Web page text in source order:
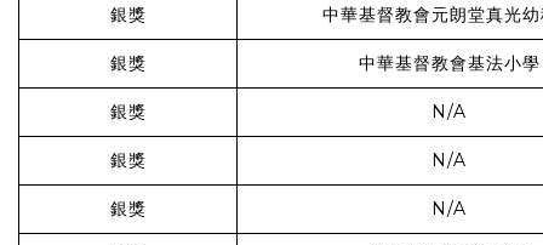
銀獎 中華基督教會元朗堂真光
銀獎 中華基督教會基法小學
銀獎 N/A
銀獎 N/A
銀獎 N/A